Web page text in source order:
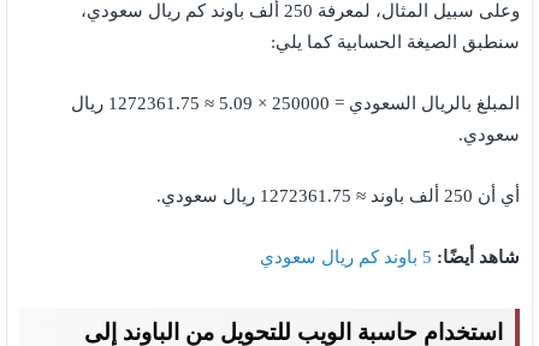
وعلى سبيل المثال، لمعرفة 250 ألف باوند كم ريال سعودي،
سنطبق الصيغة الحسابية كما يلي:
المبلغ بالريال السعودي = 250000 × 5.09 ≈ 1272361.75 ريال
سعودي.
أي أن 250 ألف باوند ≈ 1272361.75 ريال سعودي.
شاهد أيضًا: 5 باوند كم ريال سعودي
استخدام حاسبة الويب للتحويل من الباوند إلى